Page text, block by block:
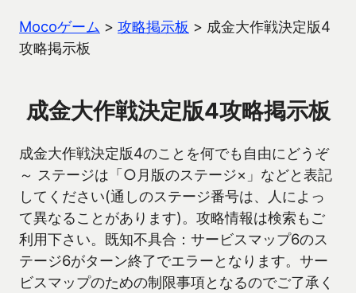
Mocoゲーム > 攻略掲示板 > 成金大作戦決定版4
攻略掲示板
成金大作戦決定版4攻略掲示板
成金大作戦決定版4のことを何でも自由にどうぞ
～ ステージは「○月版のステージ×」などと表記
してください(通しのステージ番号は、人によっ
て異なることがあります)。攻略情報は検索もご
利用下さい。既知不具合：サービスマップ6のス
テージ6がターン終了でエラーとなります。サー
ビスマップのための制限事項となるのでご了承く